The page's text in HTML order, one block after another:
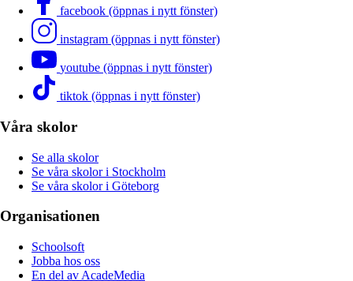
facebook (öppnas i nytt fönster)
instagram (öppnas i nytt fönster)
youtube (öppnas i nytt fönster)
tiktok (öppnas i nytt fönster)
Våra skolor
Se alla skolor
Se våra skolor i Stockholm
Se våra skolor i Göteborg
Organisationen
Schoolsoft
Jobba hos oss
En del av AcadeMedia